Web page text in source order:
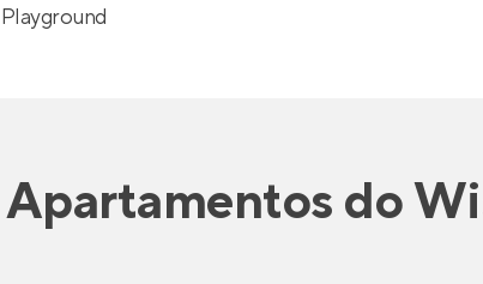
Playground
Apartamentos do